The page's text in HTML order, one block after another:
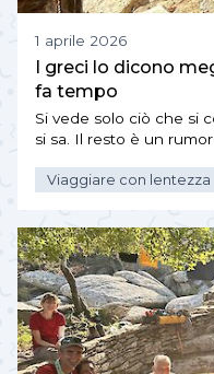
1 aprile 2026
I greci lo dicono
fa tempo
Si vede solo ciò che si
si sa. Il resto è un
Viaggiare con lentezza